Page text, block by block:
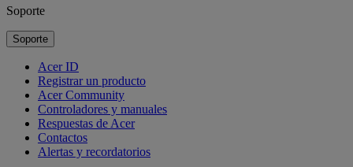
Soporte
Soporte
Acer ID
Registrar un producto
Acer Community
Controladores y manuales
Respuestas de Acer
Contactos
Alertas y recordatorios